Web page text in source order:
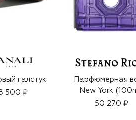
галстук
500 ₽
Парфюмерная
New York
50 270 ₽